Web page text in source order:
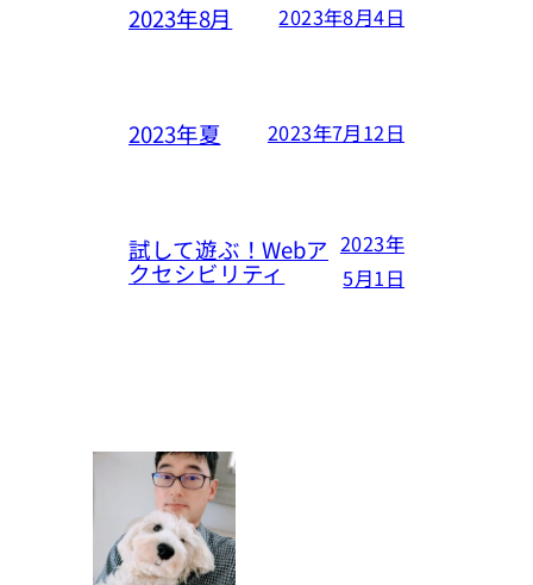
2023年8月 2023年8月4日
2023年夏 2023年7月12日
試して遊ぶ！Webア
クセシビリティ
2023年
5月1日